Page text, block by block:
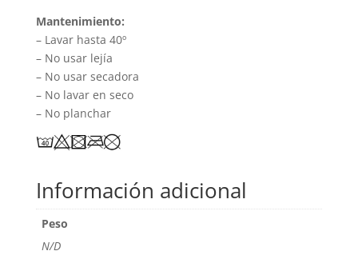
Mantenimiento:
– Lavar hasta 40º
– No usar lejía
– No usar secadora
– No lavar en seco
– No planchar
Información adicional
Peso
N/D